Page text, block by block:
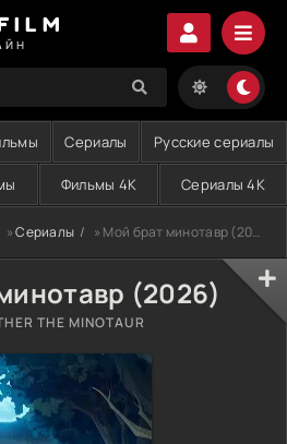
Сериалы Русские сериалы
Фильмы 4K Сериалы 4K
»Сериалы » Мой брат минотавр (2026)
(2026)
THE MINOTAUR